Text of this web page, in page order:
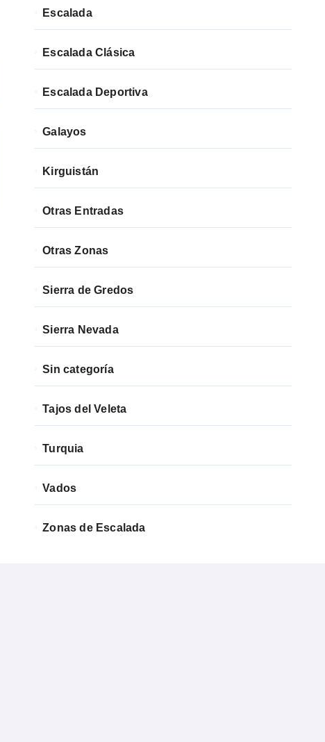
Escalada
Escalada Clásica
Escalada Deportiva
Galayos
Kirguistán
Otras Entradas
Otras Zonas
Sierra de Gredos
Sierra Nevada
Sin categoría
Tajos del Veleta
Turquia
Vados
Zonas de Escalada